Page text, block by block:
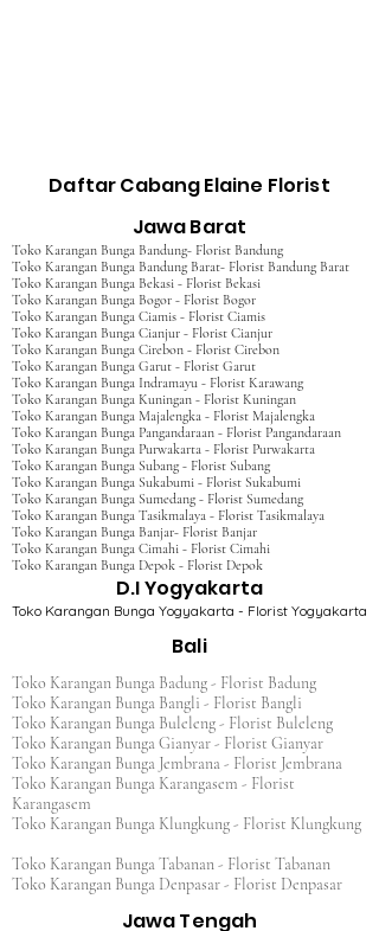
Daftar Cabang Elaine Florist
Jawa Barat
Toko Karangan Bunga Bandung- Florist Bandung
Toko Karangan Bunga Bandung Barat- Florist Bandung Barat
Toko Karangan Bunga Bekasi - Florist Bekasi
Toko Karangan Bunga Bogor - Florist Bogor
Toko Karangan Bunga Ciamis - Florist Ciamis
Toko Karangan Bunga Cianjur - Florist Cianjur
Toko Karangan Bunga Cirebon - Florist Cirebon
Toko Karangan Bunga Garut - Florist Garut
Toko Karangan Bunga Indramayu - Florist Karawang
Toko Karangan Bunga Kuningan - Florist Kuningan
Toko Karangan Bunga Majalengka - Florist Majalengka
Toko Karangan Bunga Pangandaraan - Florist Pangandaraan
Toko Karangan Bunga Purwakarta - Florist Purwakarta
Toko Karangan Bunga Subang - Florist Subang
Toko Karangan Bunga Sukabumi - Florist Sukabumi
Toko Karangan Bunga Sumedang - Florist Sumedang
Toko Karangan Bunga Tasikmalaya - Florist Tasikmalaya
Toko Karangan Bunga Banjar- Florist Banjar
Toko Karangan Bunga Cimahi - Florist Cimahi
Toko Karangan Bunga Depok - Florist Depok
D.I Yogyakarta
Toko Karangan Bunga Yogyakarta - Florist Yogyakarta
Bali
Toko Karangan Bunga Badung - Florist Badung
Toko Karangan Bunga Bangli - Florist Bangli
Toko Karangan Bunga Buleleng - Florist Buleleng
Toko Karangan Bunga Gianyar - Florist Gianyar
Toko Karangan Bunga Jembrana - Florist Jembrana
Toko Karangan Bunga Karangasem - Florist
Karangasem
Toko Karangan Bunga Klungkung - Florist Klungkung
Toko Karangan Bunga Tabanan - Florist Tabanan
Toko Karangan Bunga Denpasar - Florist Denpasar
Jawa Tengah